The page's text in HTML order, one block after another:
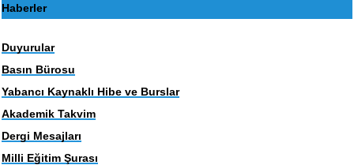
Haberler
Duyurular
Basın Bürosu
Yabancı Kaynaklı Hibe ve Burslar
Akademik Takvim
Dergi Mesajları
Milli Eğitim Şurası